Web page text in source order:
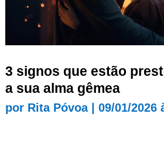
3 signos que estão
a sua alma gêmea
por Rita Póvoa| 09/01/2026